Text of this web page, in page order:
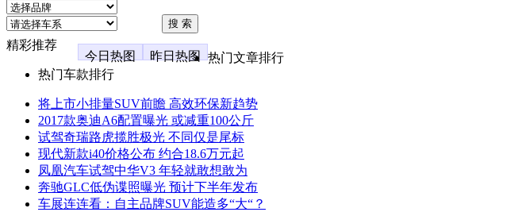
精彩推荐
今日热图
昨日热图
热门文章排行
热门车款排行
将上市小排量SUV前瞻 高效环保新趋势
2017款奥迪A6配置曝光 或减重100公斤
试驾奇瑞路虎揽胜极光 不同仅是尾标
现代新款i40价格公布 约合18.6万元起
凤凰汽车试驾中华V3 年轻就敢想敢为
奔驰GLC低伪谍照曝光 预计下半年发布
车展连连看：自主品牌SUV能造多“大“？